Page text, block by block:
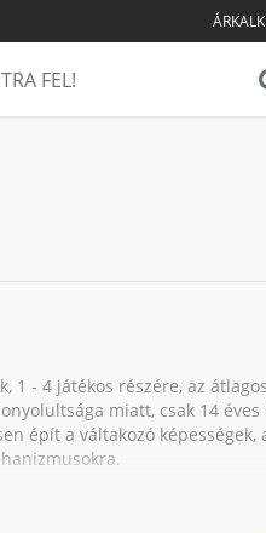
FEL!
1 - 4 játékos részére, az
miatt, csak 14
épít a váltakozó képességek,